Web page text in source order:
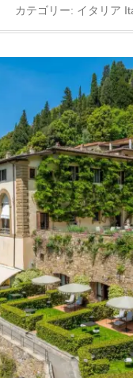
カテゴリー: イタリア